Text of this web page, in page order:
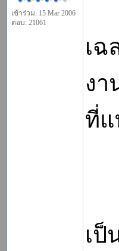
เข้าร่วม: 15 Mar 2006
ตอบ: 21061
เ
งา
ที่แ
เป็